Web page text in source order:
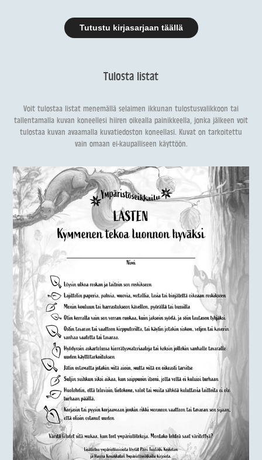
Tutustu kirjasarjaan täällä
Tulosta listat
Voit tulostaa listat menemällä selaimen ikkunan tulostusvalikkoon tai
tallentamalla kuvan koneellesi hiiren oikealla painikkeella, jonka jälkeen voit
tulostaa kuvan avaamalla kuvatiedoston koneellasi. Kuvat on tarkoitettu
vain omaan ei-kaupalliseen käyttöön.